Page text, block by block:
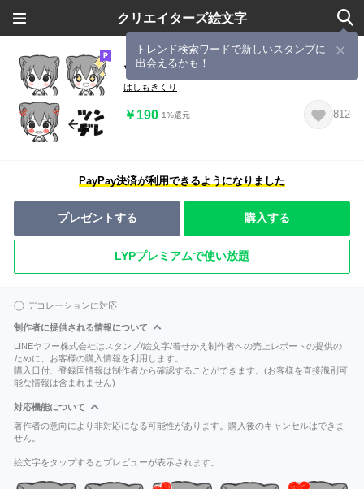
クリエイターズ絵文字
トレンド検索ワードで新しいスタンプに
出会えるかも！
ツンデレ猫耳少年シンプル絵文字
はしもきくり
￥190 1%還元 812
PayPay決済が利用できるようになりました
プレゼントする 購入する
LYPプレミアムで使い放題
デコレーションに対応
制作者に提供される情報について
LINEヤフー株式会社はスタンプ/絵文字/着せかえ制作者への売上レポートの提供の
ために、お客様の購入情報を利用します。
購入日付、登録国情報は制作者から確認することができます。(お客様を直接識別可
能な情報は含まれません)
対応機能について
著作者の意向により非対応になる可能性があります。購入後のキャンセルはできま
せん。
絵文字をタップするとプレビューが表示されます。